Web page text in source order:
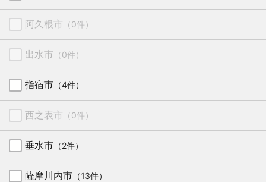
阿久根市 （0件）
出水市 （0件）
指宿市 （4件）
西之表市 （0件）
垂水市 （2件）
薩摩川内市 （13件）